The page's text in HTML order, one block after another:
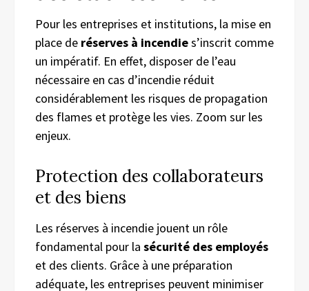
Pour les entreprises et institutions, la mise en
place de réserves à incendies’inscrit comme
un impératif. En effet, disposer de l’eau
nécessaire en cas d’incendie réduit
considérablement les risques de propagation
des flames et protège les vies. Zoom sur les
enjeux.
Protection des collaborateurs
et des biens
Les réserves à incendie jouent un rôle
fondamental pour la sécurité des employés
et des clients. Grâce à une préparation
adéquate, les entreprises peuvent minimiser